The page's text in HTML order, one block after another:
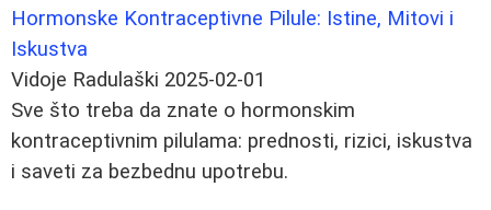
Hormonske Kontraceptivne Pilule: Istine, Mitovi i
Iskustva
Vidoje Radulaški 2025-02-01
Sve što treba da znate o hormonskim
kontraceptivnim pilulama: prednosti, rizici, iskustva
i saveti za bezbednu upotrebu.